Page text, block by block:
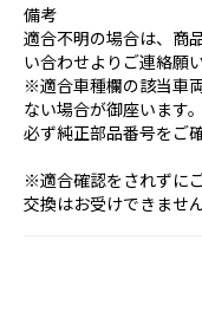
備考
適合不明の場合は、商
い合わせよりご連絡願い
※適合車種欄の該当車
ない場合が御座います。
必ず純正部品番号をご
※適合確認をされずに
交換はお受けできません